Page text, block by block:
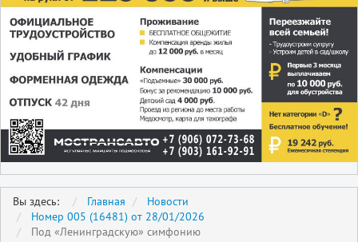
Вы здесь: Главная
Новости
Номер 005 (16481) от 28/01/2026
Под «Ленинградскую» симфонию